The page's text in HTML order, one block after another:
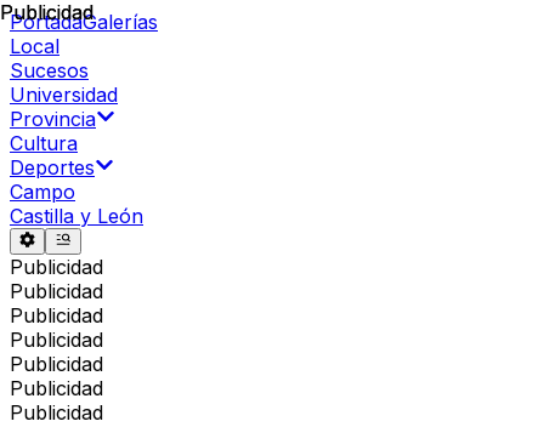
PortadaGalerías
Local
Sucesos
Universidad
Provincia
Cultura
Deportes
Campo
Castilla y León
Publicidad
Publicidad
Publicidad
Publicidad
Publicidad
Publicidad
Publicidad
Publicidad
Publicidad